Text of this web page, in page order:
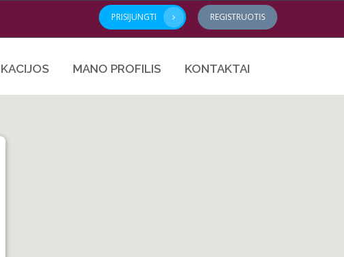
PRISIJUNGTI REGISTRUOTIS
MANO PROFILIS KONTAKTAI